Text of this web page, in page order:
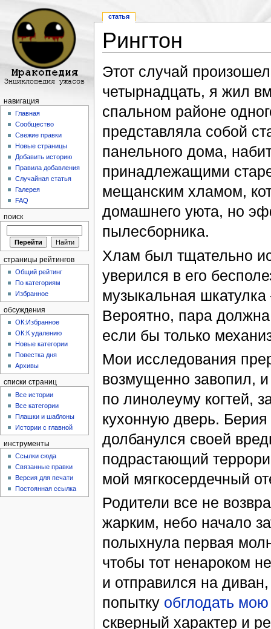
Рингтон
Этот случай
четырнадцать, я жил
спальном районе
представляла собой
панельного дома,
принадлежащими
мещанским хламом,
домашнего уюта, но
пылесборника.
Хлам был тщательно
уверился в его
музыкальная
Вероятно, пара
если бы только
Мои исследования
возмущенно завопил,
по линолеуму когтей,
кухонную дверь.
долбанулся своей
подрастающий
мой мягкосердечный
Родители все не
жарким, небо начало
полыхнула первая
чтобы тот ненароком
и отправился на
попытку обглодать мою
скверный характер и
статья
навигация
Главная
Сообщество
Свежие правки
Новые страницы
Добавить историю
Правила добавления
Случайная статья
Галерея
FAQ
поиск
страницы рейтингов
Общий рейтинг
По категориям
Избранное
обсуждения
ОК:Избранное
ОК:К удалению
Новые категории
Повестка дня
Архивы
списки страниц
Все истории
Все категории
Плашки и шаблоны
Истории с главной
инструменты
Ссылки сюда
Связанные правки
Версия для печати
Постоянная ссылка